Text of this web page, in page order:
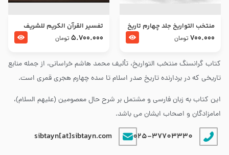
کتاب گرانسنگ منتخب التواريخ، تألیف محمد هاشم خراسانی، از جمله منابع
تاریخی که در بردارنده تاریخ صدر اسلام تا سده چهارم هجری قمری است.
این کتاب به زبان فارسی و مشتمل بر شرح حال معصومین (علیهم السلام)،
امامزادگان و اصحاب ایشان می باشد.
025-37703330
sibtayn[at]sibtayn.com
منتخب التواریخ جلد چهارم تاریخ
امام زین العابدین و امام محمد
700.000 تومان
تفسير القرآن الكريم للشريف
المرتضي قدس سرّه
5.700.000 تومان